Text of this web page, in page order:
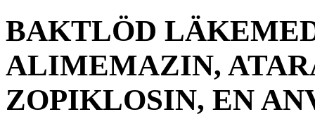
BAKTLÖD
ALIMEMAZIN,
ZOPIKLOSIN, EN